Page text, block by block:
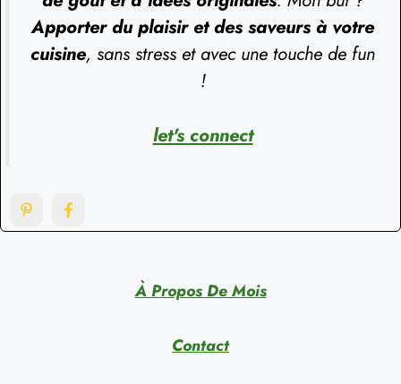
Apporter du plaisir et des saveurs à votre
cuisine, sans stress et avec une touche de fun
!
let's connect
À Propos De Mois
Contact